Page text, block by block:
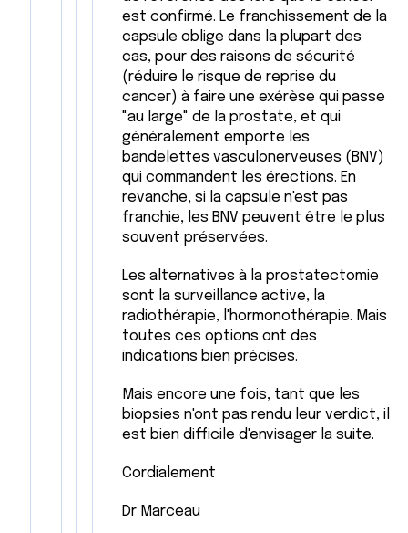
est confirmé. Le franchissement de la
capsule oblige dans la plupart des
cas, pour des raisons de sécurité
(réduire le risque de reprise du
cancer) à faire une exérèse qui passe
"au large" de la prostate, et qui
généralement emporte les
bandelettes vasculonerveuses (BNV)
qui commandent les érections. En
revanche, si la capsule n'est pas
franchie, les BNV peuvent être le plus
souvent préservées.
Les alternatives à la prostatectomie
sont la surveillance active, la
radiothérapie, l'hormonothérapie. Mais
toutes ces options ont des
indications bien précises.
Mais encore une fois, tant que les
biopsies n'ont pas rendu leur verdict, il
est bien difficile d'envisager la suite.
Cordialement
Dr Marceau